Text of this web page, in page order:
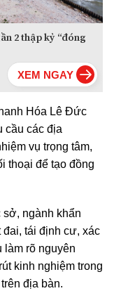
2 thập kỷ “đóng
Hóa Lê Đức
cầu các địa
vụ trọng tâm,
thoại để tạo đồng
sở, ngành khẩn
tái định cư, xác
làm rõ nguyên
kinh nghiệm trong
địa bàn.